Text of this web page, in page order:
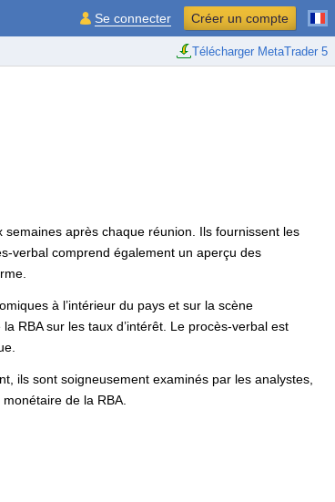
Télécharger MetaTrader 5
Se connecter Créer un compte
après chaque réunion. Ils fournissent les
verbal comprend également un aperçu des
à l’intérieur du pays et sur la scène
RBA sur les taux d’intérêt. Le procès-verbal est
ils sont soigneusement examinés par les analystes,
de la RBA.